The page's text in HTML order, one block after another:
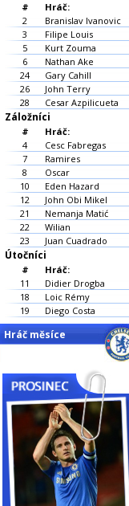
#
Hráč:
2
Branislav Ivanovic
3
Filipe Louis
5
Kurt Zouma
6
Nathan Ake
24
Gary Cahill
26
John Terry
28
Cesar Azpilicueta
Záložníci
#
Hráč:
4
Cesc Fabregas
7
Ramires
8
Oscar
10
Eden Hazard
12
John Obi Mikel
21
Nemanja Matić
22
Wilian
23
Juan Cuadrado
Útočníci
#
Hráč:
11
Didier Drogba
18
Loic Rémy
19
Diego Costa
Hráč měsíce